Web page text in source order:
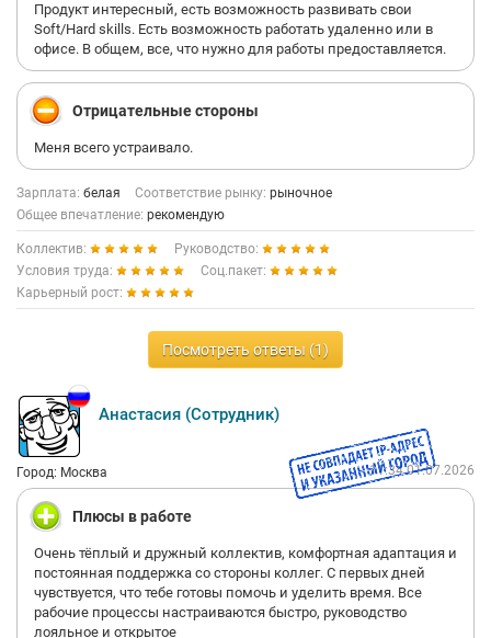
Продукт интересный, есть возможность развивать свои
Soft/Hard skills. Есть возможность работать удаленно или в
офисе. В общем, все, что нужно для работы предоставляется.
Отрицательные стороны
Меня всего устраивало.
Зарплата: белая Соответствие рынку: рыночное
Общее впечатление: рекомендую
Коллектив:
Руководство:
Условия труда:
Соц.пакет:
Карьерный рост:
Посмотреть ответы (1)
Анастасия (Сотрудник)
Город: Москва 11:34 01.07.2026
Плюсы в работе
Очень тёплый и дружный коллектив, комфортная адаптация и
постоянная поддержка со стороны коллег. С первых дней
чувствуется, что тебе готовы помочь и уделить время. Все
рабочие процессы настраиваются быстро, руководство
лояльное и открытое